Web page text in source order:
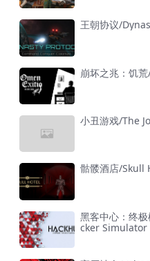
王朝协议/
崩坏之兆：饥
小丑游戏/The
骷髅酒店/Skull
黑客中心：终
cker Simulator